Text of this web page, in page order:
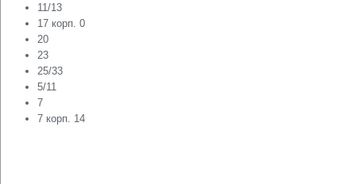
11/13
17 корп. 0
20
23
25/33
5/11
7
7 корп. 14